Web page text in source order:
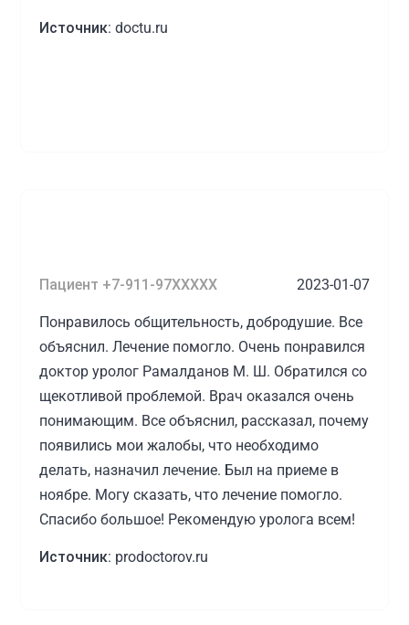
Источник: doctu.ru
Пациент +7-911-97XXXXX 2023-01-07
Понравилось общительность, добродушие. Все
объяснил. Лечение помогло. Очень понравился
доктор уролог Рамалданов М. Ш. Обратился со
щекотливой проблемой. Врач оказался очень
понимающим. Все объяснил, рассказал, почему
появились мои жалобы, что необходимо
делать, назначил лечение. Был на приеме в
ноябре. Могу сказать, что лечение помогло.
Спасибо большое! Рекомендую уролога всем!
Источник: prodoctorov.ru